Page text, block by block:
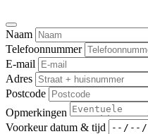
Naam
Telefoonnummer
E-mail
Adres
Postcode
Opmerkingen
Voorkeur datum & tijd